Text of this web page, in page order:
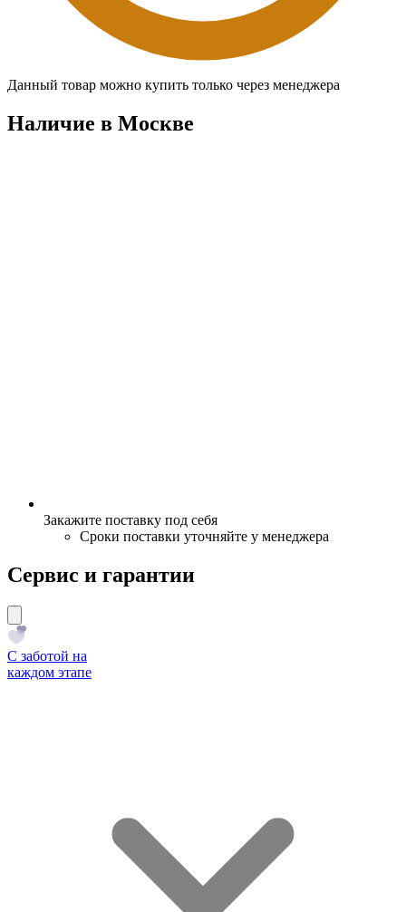
Данный товар можно купить только через менеджера
Наличие в Москвe
Закажите поставку под себя
Сроки поставки уточняйте у менеджера
Сервис и гарантии
С заботой на
каждом этапе